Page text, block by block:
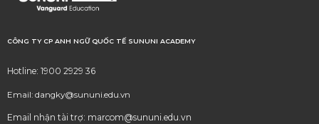
CÔNG TY CP ANH NGỮ QUỐC TẾ SUNUNI ACADEMY
Hotline: 1900 2929 36
Email: dangky@sununi.edu.vn
Email nhận tài trợ: marcom@sununi.edu.vn